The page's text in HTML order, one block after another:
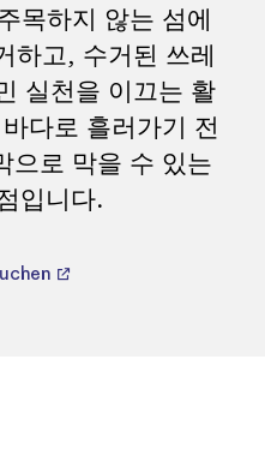
목하지 않는 섬에
하고, 수거된 쓰레
실천을 이끄는 활
다로 흘러가기 전
으로 막을 수 있는
입니다.